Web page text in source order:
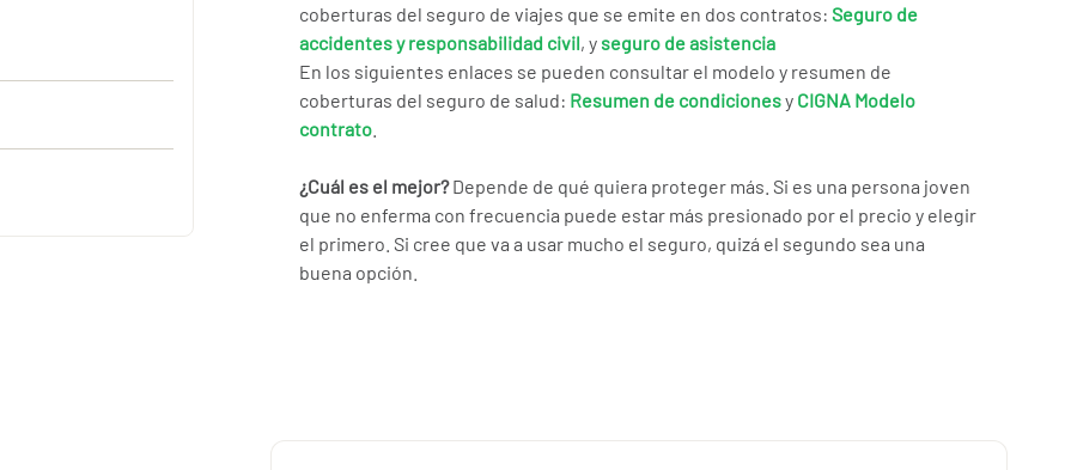
coberturas del seguro de viajes que se emite en dos contratos: Seguro de
accidentes y responsabilidad civil, y seguro de asistencia
En los siguientes enlaces se pueden consultar el modelo y resumen de
coberturas del seguro de salud: Resumen de condicionesy CIGNA Modelo
contrato
¿Cuál es el mejor?Depende de qué quiera proteger más. Si es una persona joven
que no enferma con frecuencia puede estar más presionado por el precio y elegir
el primero. Si cree que va a usar mucho el seguro, quizá el segundo sea una
buena opción.